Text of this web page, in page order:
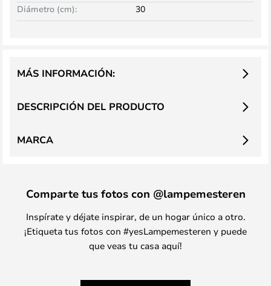
Diámetro (cm): 30
DESCRIPCIÓN DEL PRODUCTO
MÁS INFORMACIÓN:
MARCA
Comparte tus fotos con @lampemesteren
Inspírate y déjate inspirar, de un hogar único a otro.
¡Etiqueta tus fotos con #yesLampemesteren y puede
que veas tu casa aquí!